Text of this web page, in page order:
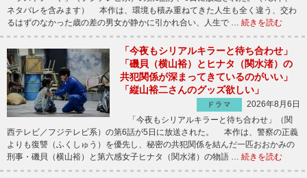
ネタバレを含みます） 本作は、環境も積み重ねてきた人生も全く違う、交わ
るはずのなかった歳の差の男女が静かに引かれ合い、人生で … 続きを読む
「今夜もシリアルキラーと待ち合わせ」
「磯貝（横山裕）とヒナタ（関水渚）の
共犯関係が深まってきているのがいい」
「縦山裕二さんのグッズ欲しい」
ドラマ
2026年8月6日
「今夜もシリアルキラーと待ち合わせ」（関
西テレビ／フジテレビ系）の第6話が5日に放送された。 本作は、警察の正義
よりも復讐（ふくしゅう）を優先し、秘密の共犯関係を結んだ一匹おおかみの
刑事・磯貝（横山裕）と第六感女子ヒナタ（関水渚）の物語 … 続きを読む